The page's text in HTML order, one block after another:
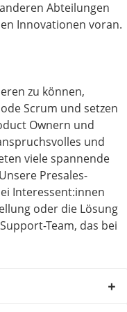
Abteilungen
Innovationen voran.
zu können,
Scrum und setzen
Ownern und
und
viele spannende
Presales-
Interessent:innen
oder die Lösung
Team, das bei